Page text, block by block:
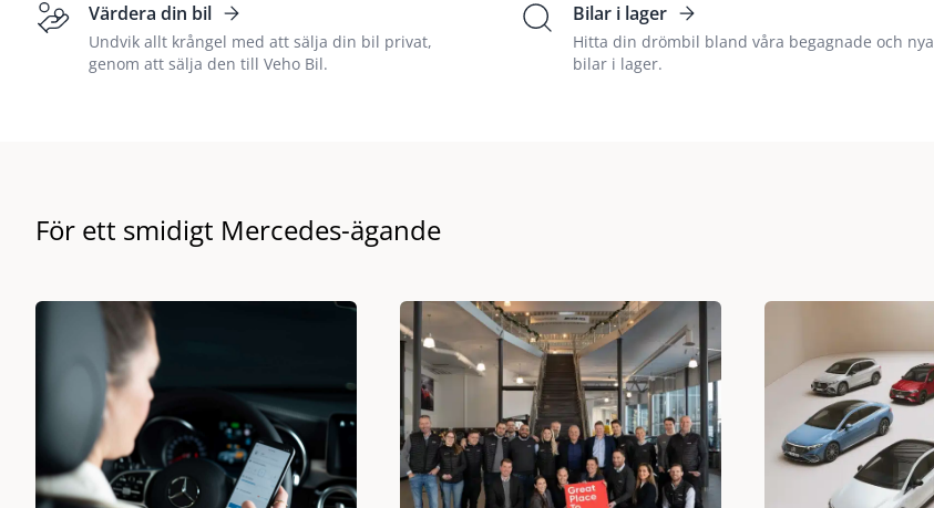
Värdera din bil
Undvik allt krångel med att sälja din bil privat,
genom att sälja den till Veho Bil.
Bilar i lager
Hitta din drömbil bland våra begagnade och nya
bilar i lager.
För ett smidigt Mercedes-ägande